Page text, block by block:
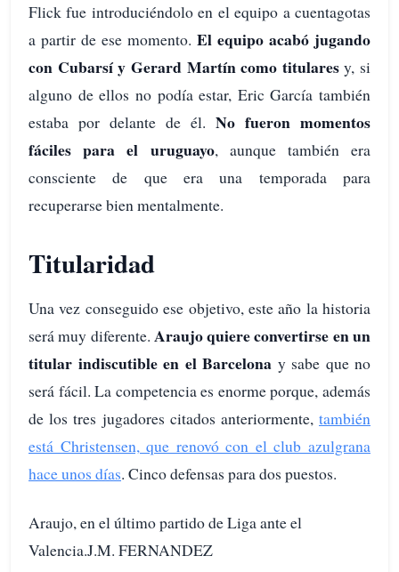
Flick fue introduciéndolo en el equipo a cuentagotas
a partir de ese momento. El equipo acabó jugando
con Cubarsí y Gerard Martín como titularesy, si
alguno de ellos no podía estar, Eric García también
estaba por delante de él. No fueron momentos
fáciles para el uruguayo, aunque también era
consciente de que era una temporada para
recuperarse bien mentalmente.
Titularidad
Una vez conseguido ese objetivo, este año la historia
será muy diferente. Araujo quiere convertirse en un
titular indiscutible en el Barcelona y sabe que no
será fácil. La competencia es enorme porque, además
de los tres jugadores citados anteriormente, también
está Christensen, que renovó con el club azulgrana
hace unos días. Cinco defensas para dos puestos.
Araujo, en el último partido de Liga ante el
Valencia.J.M. FERNANDEZ